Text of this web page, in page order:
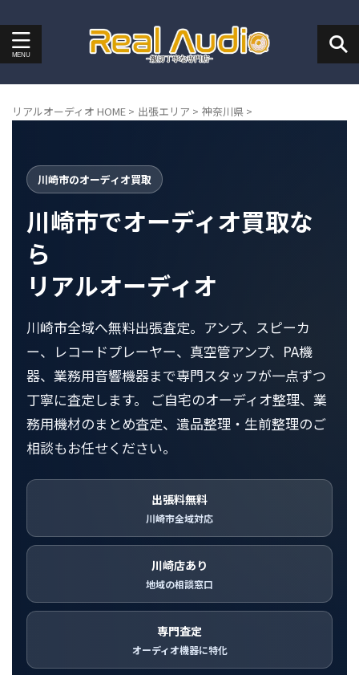
リアルオーディオ HOME > 出張エリア > 神奈川県 >
川崎市のオーディオ買取
川崎市でオーディオ買取な
ら
リアルオーディオ
川崎市全域へ無料出張査定。アンプ、スピーカ
ー、レコードプレーヤー、真空管アンプ、PA機
器、業務用音響機器まで専門スタッフが一点ずつ
丁寧に査定します。 ご自宅のオーディオ整理、業
務用機材のまとめ査定、遺品整理・生前整理のご
相談もお任せください。
出張料無料
川崎市全域対応
川崎店あり
地域の相談窓口
専門査定
オーディオ機器に特化